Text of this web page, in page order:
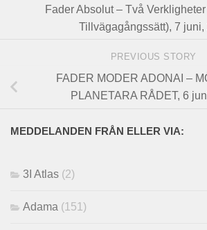
Fader Absolut – Två
Tillvägagångssätt), 7 juni,
PREVIOUS STORY
FADER MODER ADONAI –
PLANETARA RÅDET, 6
MEDDELANDEN FRÅN ELLER VIA:
3I Atlas (2)
Adama (151)